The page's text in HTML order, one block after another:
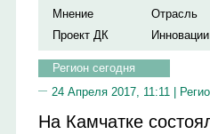
Мнение
Отрасль
Проект ДК
Инновации
Регион сегодня
24 Апреля 2017, 11:11 |
На Камчатке